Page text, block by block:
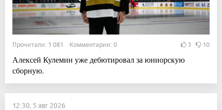
Прочитали: 1 081 Комментарии: 0 3 10
Алексей Кулемин уже дебютировал за юниорскую
сборную.
12:30, 5 авг 2026